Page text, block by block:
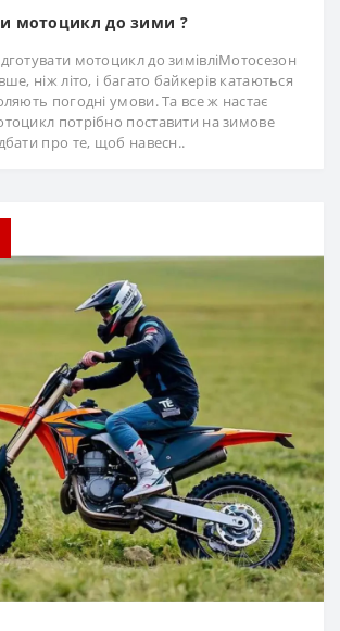
мотоцикл до зими ?
мотоцикл до зимівліМотосезон
ніж літо, і багато байкерів катаються
погодні умови. Та все ж настає
потрібно поставити на зимове
про те, щоб навесн..